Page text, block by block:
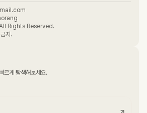
Rights Reserved.
지.
르게 탐색해보세요.